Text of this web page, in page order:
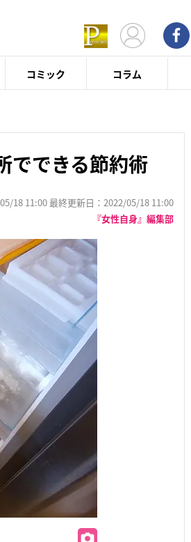
コミック コラム
でできる節約術
18 11:00 最終更新日：2022/05/18 11:00
『女性自身』編集部